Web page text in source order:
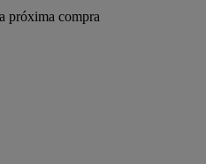
próxima compra